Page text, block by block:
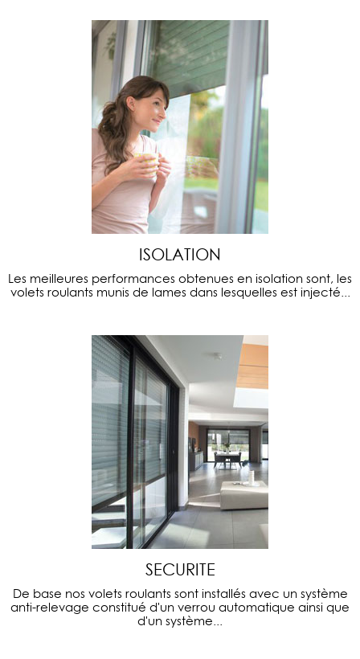
ISOLATION
Les meilleures performances obtenues en isolation sont, les
volets roulants munis de lames dans lesquelles est injecté...
SECURITE
De base nos volets roulants sont installés avec un système
anti-relevage constitué d'un verrou automatique ainsi que
d'un système...